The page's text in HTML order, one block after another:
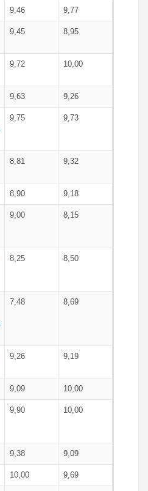
9,46 9,77
9,45 8,95
9,72 10,00
9,63 9,26
9,75 9,73
8,81 9,32
8,90 9,18
9,00 8,15
8,25 8,50
7,48 8,69
9,26 9,19
9,09 10,00
9,90 10,00
9,38 9,09
10,00 9,69